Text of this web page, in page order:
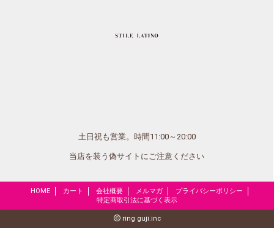
土日祝も営業。時間11:00～20:00
当店を装う偽サイトにご注意ください
HOME カート 会社概要 メルマガ
プライバシーポリシー
特定商取引法に基づく表示
ring guji.inc